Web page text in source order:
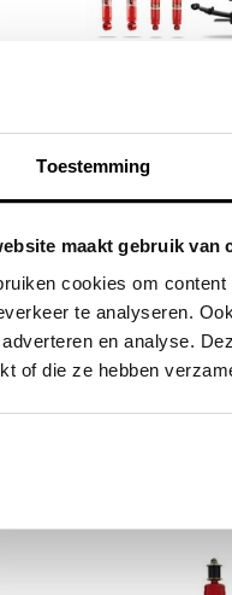
Toestemming
maakt gebruik van
cookies om
te analyseren.
en analyse.
of die ze hebben
€1.735,00